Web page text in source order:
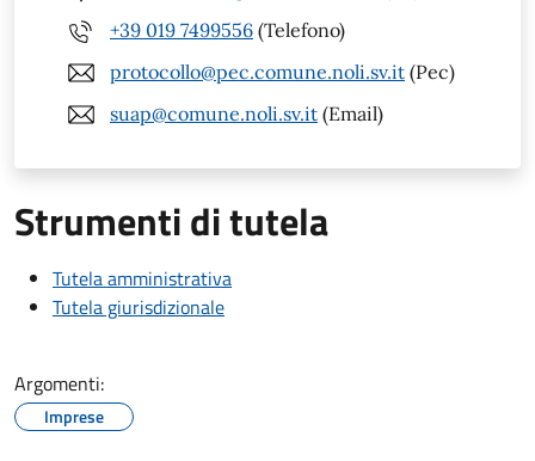
+39 019 7499556 (Telefono)
protocollo@pec.comune.noli.sv.it (Pec)
suap@comune.noli.sv.it (Email)
Strumenti di tutela
Tutela amministrativa
Tutela giurisdizionale
Argomenti:
Imprese